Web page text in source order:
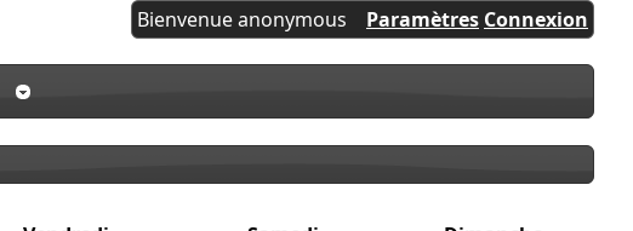
Bienvenue anonymous Paramètres Connexion